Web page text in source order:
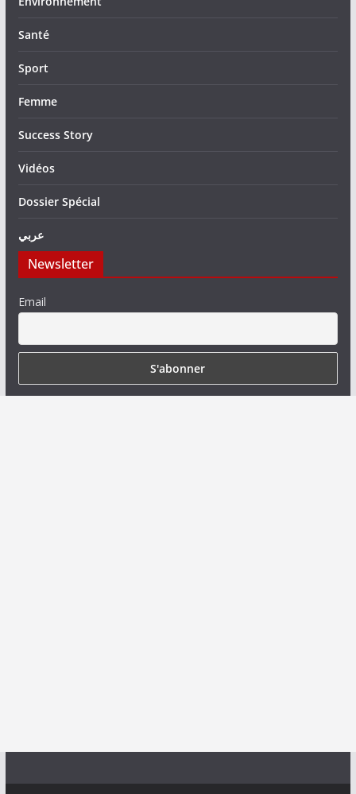
Santé
Sport
Femme
Success Story
Vidéos
Dossier Spécial
عربي
Newsletter
Email